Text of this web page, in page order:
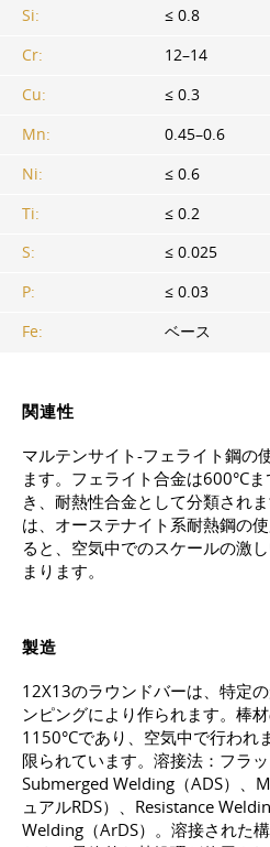
Si:
≤ 0.8
Cr:
12–14
Cu:
≤ 0.3
Mn:
0.45–0.6
Ni:
≤ 0.6
Ti:
≤ 0.2
S:
≤ 0.025
P:
≤ 0.03
Fe:
ベース
関連性
マルテンサイト-フェライト鋼の
ます。フェライト合金は600°C
き、耐熱性合金として分類され
は、オーステナイト系耐熱鋼の
ると、空気中でのスケールの激
まります。
製造
12X13のラウンドバーは、特定
ンピングにより作られます。棒
1150°Cであり、空気中で行われ
限られています。溶接法：フラ
Submerged Welding（ADS）、
ュアルRDS）、Resistance
Welding（ArDS）。溶接された